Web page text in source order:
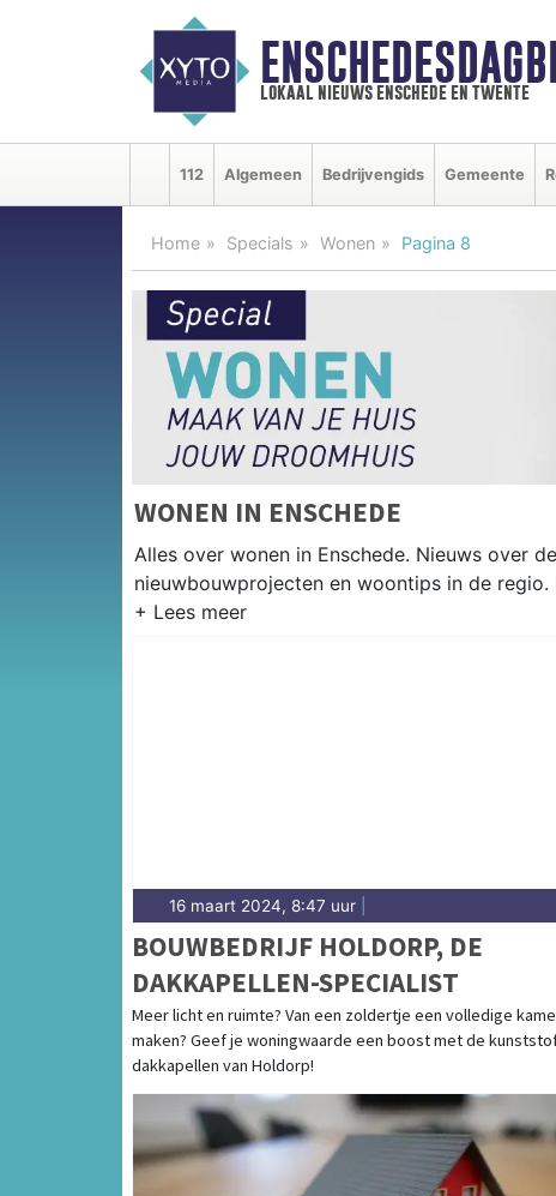
lokaal nieuws enschede en twente
112 Algemeen Bedrijvengids Gemeente
Home Specials Wonen Pagina 8
WONEN IN ENSCHEDE
Alles over wonen in Enschede. Nieuws over
nieuwbouwprojecten en woontips in de
16 maart 2024, 8:47 uur
BOUWBEDRIJF HOLDORP, DE
DAKKAPELLEN-SPECIALIST
Meer licht en ruimte? Van een zoldertje een volledige
maken? Geef je woningwaarde een boost met de
dakkapellen van Holdorp!